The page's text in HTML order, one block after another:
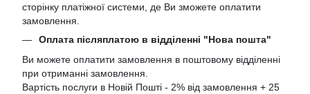
сторінку платіжної системи, де Ви зможете оплатити
замовлення.
Оплата післяплатою в відділенні "Нова пошта"
Ви можете оплатити замовлення в поштовому відділенні
при отриманні замовлення.
Вартість послуги в Новій Пошті - 2% від замовлення + 25